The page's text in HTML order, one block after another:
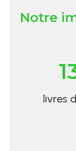
Notre
livres